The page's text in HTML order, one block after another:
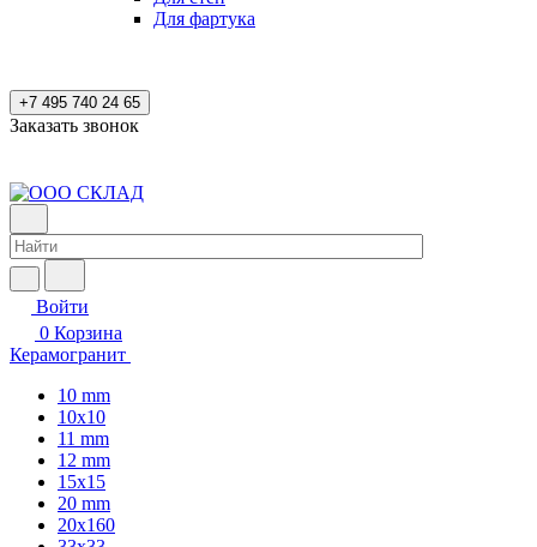
Для фартука
+7 495 740 24 65
Заказать звонок
Войти
0 Корзина
Керамогранит
10 mm
10x10
11 mm
12 mm
15x15
20 mm
20х160